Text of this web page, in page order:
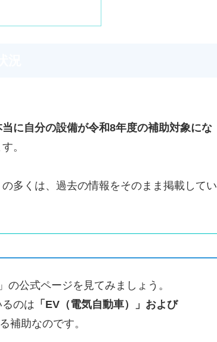
当に自分の設備が令和8年度の補助対象にな
。
多くは、過去の情報をそのまま掲載してい
公式ページを見てみましょう。
のは 「EV（電気自動車）」および
補助なのです。